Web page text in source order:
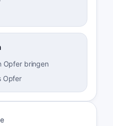
Opfer bringen
Opfer